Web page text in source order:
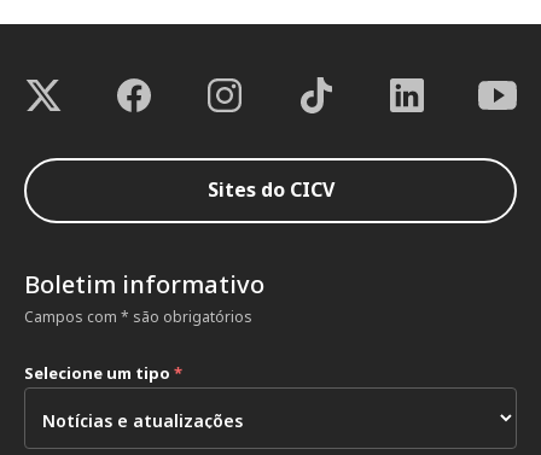
Sites do CICV
Boletim informativo
Campos com * são obrigatórios
Selecione um tipo *